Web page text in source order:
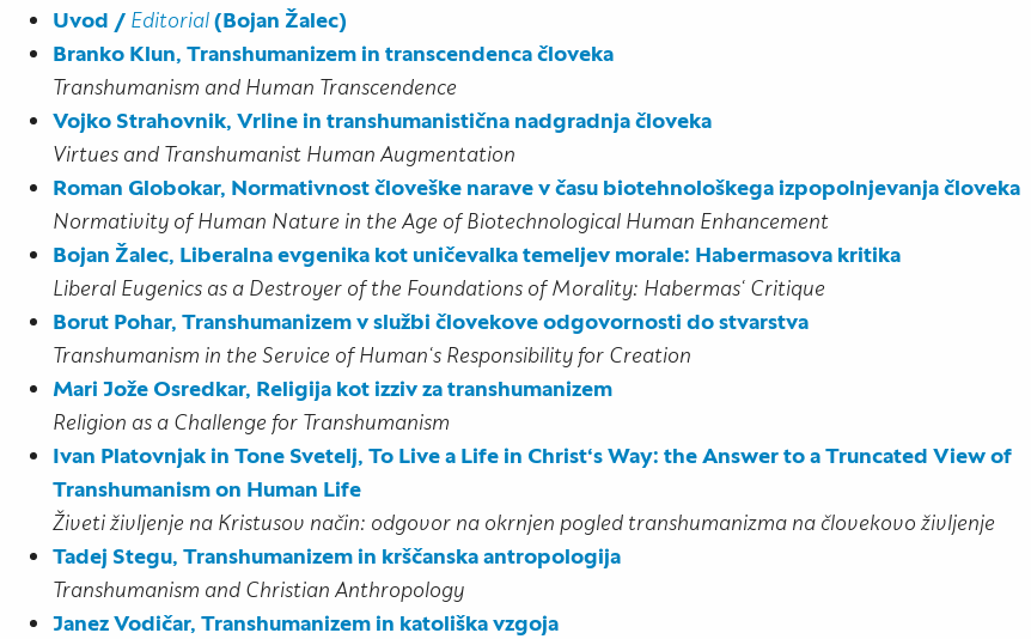
Uvod / Editorial(Bojan Žalec)
Branko Klun, Transhumanizem in transcendenca človeka
Transhumanism and Human Transcendence
Vojko Strahovnik, Vrline in transhumanistična nadgradnja človeka
Virtues and Transhumanist Human Augmentation
Roman Globokar, Normativnost človeške narave v času biotehnološkega izpopolnjevanja človeka
Normativity of Human Nature in the Age of Biotechnological Human Enhancement
Bojan Žalec, Liberalna evgenika kot uničevalka temeljev morale: Habermasova kritika
Liberal Eugenics as a Destroyer of the Foundations of Morality: Habermas‘ Critique
Borut Pohar, Transhumanizem v službi človekove odgovornosti do stvarstva
Transhumanism in the Service of Human‘s Responsibility for Creation
Mari Jože Osredkar, Religija kot izziv za transhumanizem
Religion as a Challenge for Transhumanism
Ivan Platovnjak in Tone Svetelj, To Live a Life in Christ‘s Way: the Answer to a Truncated View of
Transhumanism on Human Life
Živeti življenje na Kristusov način: odgovor na okrnjen pogled transhumanizma na človekovo življenje
Tadej Stegu, Transhumanizem in krščanska antropologija
Transhumanism and Christian Anthropology
Janez Vodičar, Transhumanizem in katoliška vzgoja